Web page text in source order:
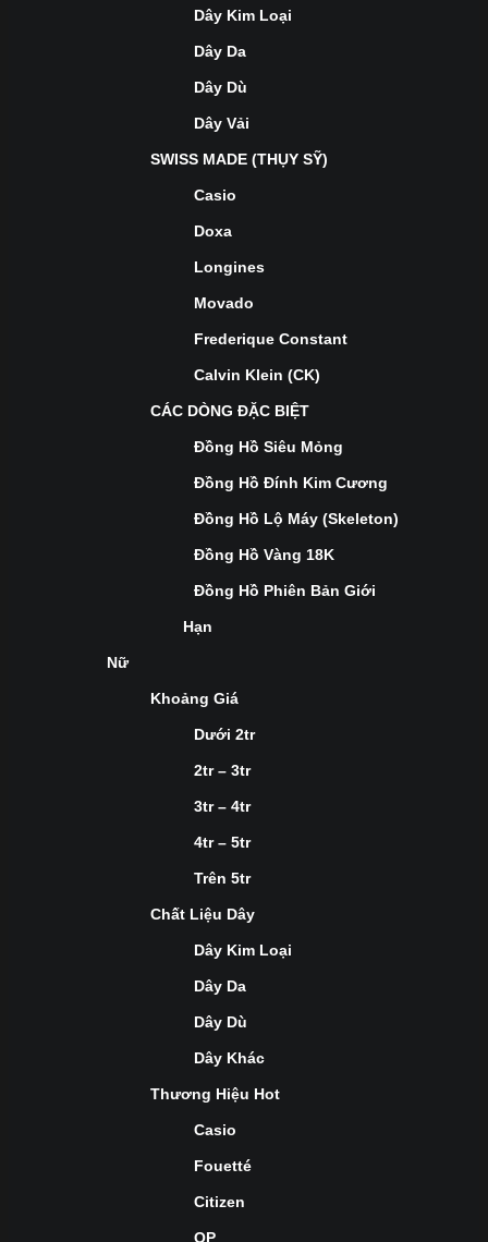
Dây Kim Loại
Dây Da
Dây Dù
Dây Vải
SWISS MADE (THỤY SỸ)
Casio
Doxa
Longines
Movado
Frederique Constant
Calvin Klein (CK)
CÁC DÒNG ĐẶC BIỆT
Đồng Hồ Siêu Mỏng
Đồng Hồ Đính Kim Cương
Đồng Hồ Lộ Máy (Skeleton)
Đồng Hồ Vàng 18K
Đồng Hồ Phiên Bản Giới
Hạn
Nữ
Khoảng Giá
Dưới 2tr
2tr – 3tr
3tr – 4tr
4tr – 5tr
Trên 5tr
Chất Liệu Dây
Dây Kim Loại
Dây Da
Dây Dù
Dây Khác
Thương Hiệu Hot
Casio
Fouetté
Citizen
OP